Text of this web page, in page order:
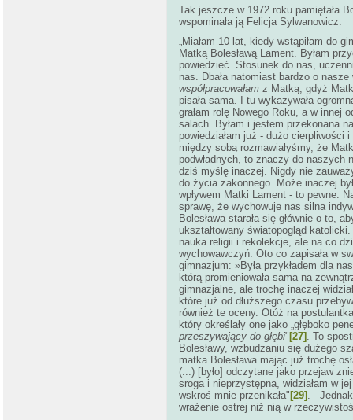
Tak jeszcze w 1972 roku pamiętała
wspominała ją Felicja Sylwanowicz:
„Miałam 10 lat, kiedy wstąpiłam do
Matką Bolesławą Lament. Byłam
powiedzieć. Stosunek do nas,
nas. Dbała natomiast bardzo o
współpracowałam z Matką, gdyż
pisała sama. I tu wykazywała
grałam rolę Nowego Roku, a w innej
salach. Byłam i jestem przekonana
powiedziałam już - dużo
między sobą rozmawiałyśmy, że
podwładnych, to znaczy do naszych
dziś myślę inaczej. Nigdy nie
do życia zakonnego. Może inaczej
wpływem Matki Lament - to pewne.
sprawę, że wychowuje nas silna
Bolesława starała się głównie o to,
ukształtowany światopogląd
nauka religii i rekolekcje, ale na co
wychowawczyń. Oto co zapisała w
gimnazjum: »Była przykładem dla
którą promieniowała sama na
gimnazjalne, ale trochę inaczej
które już od dłuższego czasu
również te oceny. Otóż na
który określały one jako „głęboko
przeszywający do głębi" [27] . To
Bolesławy, wzbudzaniu się dużego
matka Bolesława mając już trochę
(...) [było] odczytane jako przejaw
sroga i nieprzystępna, widziałam w
wskroś mnie przenikała" [29] . Jednak
wrażenie ostrej niż nią w